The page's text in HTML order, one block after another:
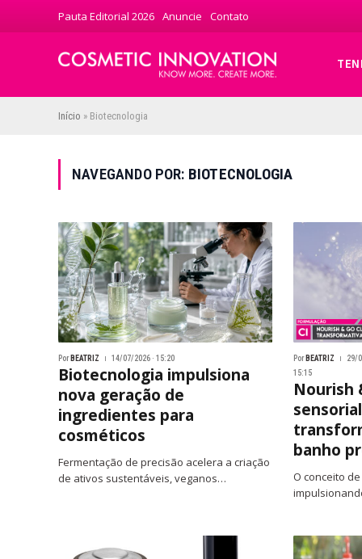
Pauta Editorial 2026 Anuncie Contato
Início » Biotecnologia
NAVEGANDO POR: BIOTECNOLOGIA
Por BEATRIZ 14/07/2026 · 15:20
Biotecnologia impulsiona
nova geração de
ingredientes para
cosméticos
Fermentação de precisão acelera a criação
de ativos sustentáveis, veganos…
Por BEATRIZ 29/
15:15
Nourish
banho
O conceito